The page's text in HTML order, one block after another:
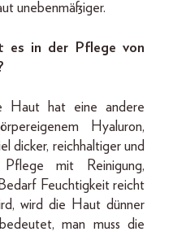
unebenmäßiger.
es in der Pflege von
Haut hat eine andere
Hyaluron,
dicker, reichhaltiger und
Pflege mit Reinigung,
Feuchtigkeit reicht
wird die Haut dünner
man muss die